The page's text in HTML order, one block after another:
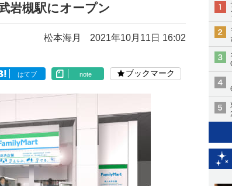
岩槻駅にオープン
松本海月 2021年10月11日 16:02
はてブ note ブックマーク